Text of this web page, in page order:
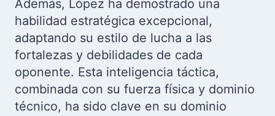
Además, López ha demostrado una
habilidad estratégica excepcional,
adaptando su estilo de lucha a las
fortalezas y debilidades de cada
oponente. Esta inteligencia táctica,
combinada con su fuerza física y dominio
técnico, ha sido clave en su dominio